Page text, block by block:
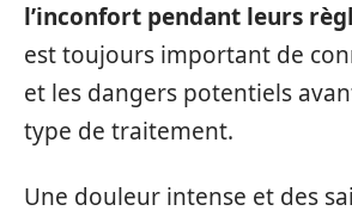
l’inconfort pendant leurs
est toujours important de
et les dangers potentiels
type de traitement.
Une douleur intense et des